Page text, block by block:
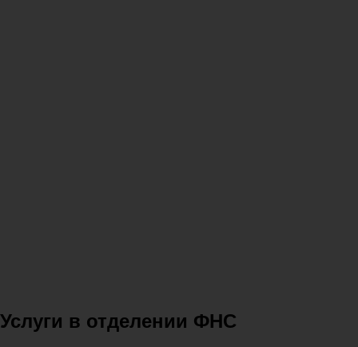
Услуги в отделении ФНС